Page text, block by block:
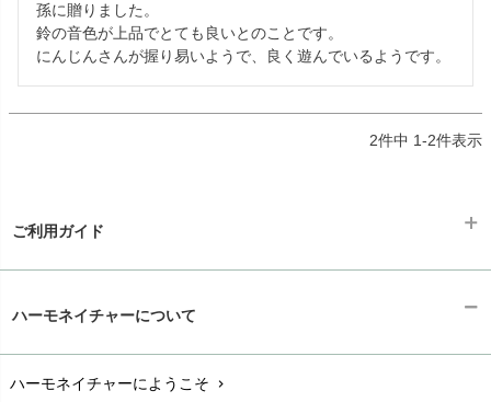
孫に贈りました。
鈴の音色が上品でとても良いとのことです。
にんじんさんが握り易いようで、良く遊んでいるようです。
2件中 1-2件表示
ご利用ガイド
配送と送料chevron_right
ハーモネイチャーについて
ハーモネイチャーにようこそ chevron_right